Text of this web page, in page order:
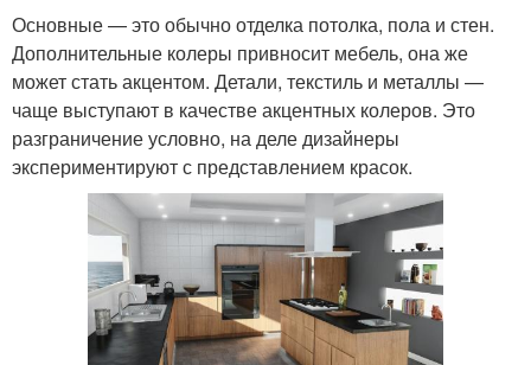
Основные — это обычно отделка потолка, пола и стен.
Дополнительные колеры привносит мебель, она же
может стать акцентом. Детали, текстиль и металлы —
чаще выступают в качестве акцентных колеров. Это
разграничение условно, на деле дизайнеры
экспериментируют с представлением красок.